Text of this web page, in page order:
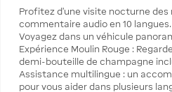
Profitez d'une visite nocturne des
commentaire audio en 10 langues.
Voyagez dans un véhicule
Expérience Moulin Rouge :
demi-bouteille de champagne
Assistance multilingue : un
pour vous aider dans plusieurs